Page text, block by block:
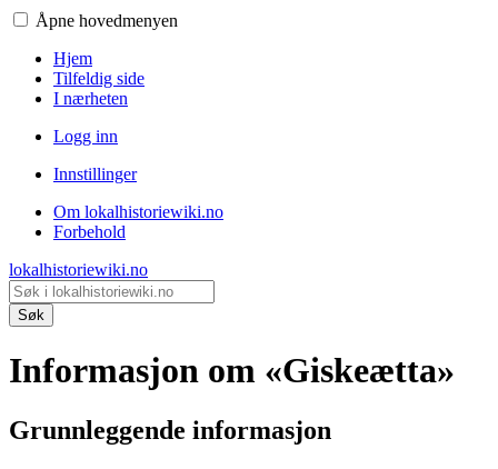
Åpne hovedmenyen
Hjem
Tilfeldig side
I nærheten
Logg inn
Innstillinger
Om lokalhistoriewiki.no
Forbehold
lokalhistoriewiki.no
Søk
Informasjon om «Giskeætta»
Grunnleggende informasjon